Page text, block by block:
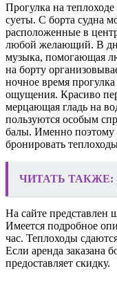
Прогулка на теплоходе
суеты. С борта судна
расположенные в
любой желающий. В
музыка, помогающая
на борту
ночное время
ощущения. Красиво
мерцающая гладь на
пользуются особым
балы. Именно поэтому
бронировать
ЧИТАТЬ ТАКЖЕ:
На сайте представлен
Имеется подробное
час. Теплоходы
Если аренда заказана
предоставляет скидку.